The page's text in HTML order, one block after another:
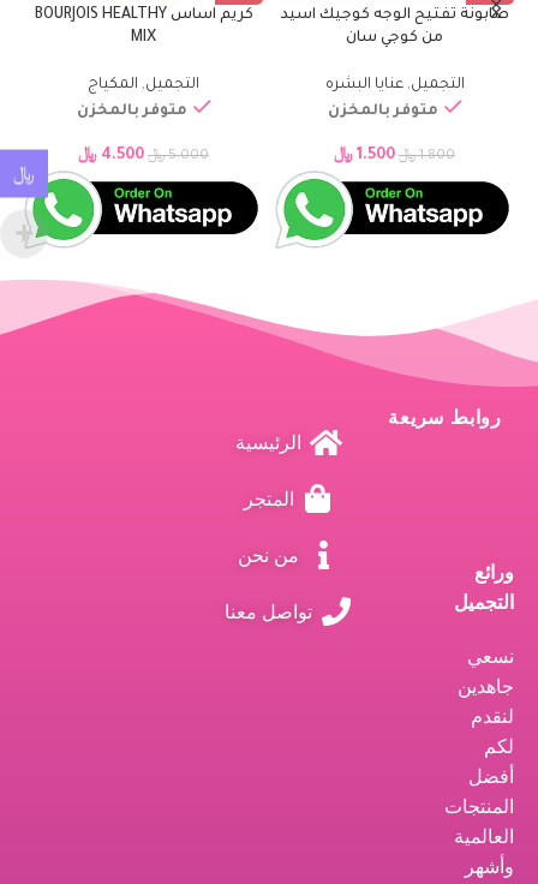
صابونة تفتيح الوجه كوجيك اسيد
من كوجي سان
التجميل,عنايا البشره
متوفر بالمخزن
1.800 ﷼ 1.500 ﷼
كريم اساس BOURJOIS HEALTHY
MIX
التجميل, المكياج
متوفر بالمخزن
5.000 ﷼ 4.500 ﷼
ورائع
التجميل
نسعي
جاهدين
لنقدم
لكم
أفضل
المنتجات
العالمية
وأشهر
روابط سريعة
الرئيسية
المتجر
من نحن
تواصل معنا
﷼